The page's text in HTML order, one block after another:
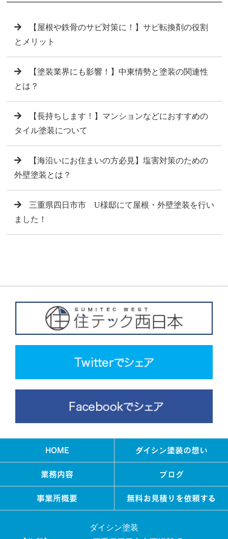
【屋根や鉄骨のサビ対策に！】サビ転換剤の役割
とメリット
【塗装業界にも影響！】中東情勢と塗装の関連性
とは？
【長持ちします！】マンションなどにおすすめの
タイル塗装について
【海沿いにお住まいの方必見】塩害対策のための
外壁塗装とは？
三重県四日市市 U様邸にて屋根・外壁塗装を行い
ました！
HOME ダイシン塗装の想い
業務内容 ブログ
事業所概要 無料お見積りを依頼する
ダイシン塗装